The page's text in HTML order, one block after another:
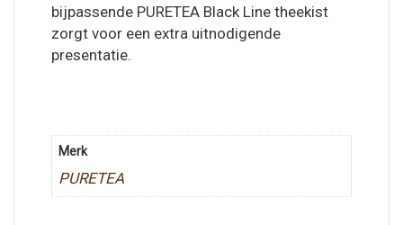
bijpassende PURETEA Black Line theekist
zorgt voor een extra uitnodigende
presentatie.
Merk
PURETEA